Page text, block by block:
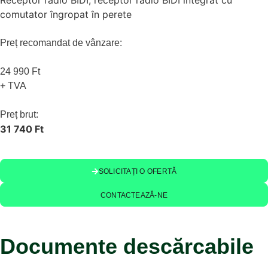
comutator îngropat în perete
Preț recomandat de vânzare:
24 990 Ft
+ TVA
Preț brut:
31 740 Ft
SOLICITAȚI O OFERTĂ
CONTACTEAZĂ-NE
Documente descărcabile